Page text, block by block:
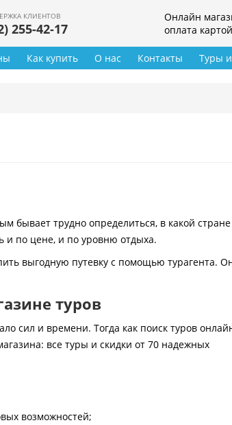
КЛИЕНТОВ
255-42-17
Онлайн
оплата картой
Туры
Как купить О нас Контакты
бывает трудно определиться, в какой
и по цене, и по уровню отдыха.
выгодную путевку с помощью турагента.
туров
сил и времени. Тогда как поиск туров
все туры и скидки от 70 надежных
возможностей;